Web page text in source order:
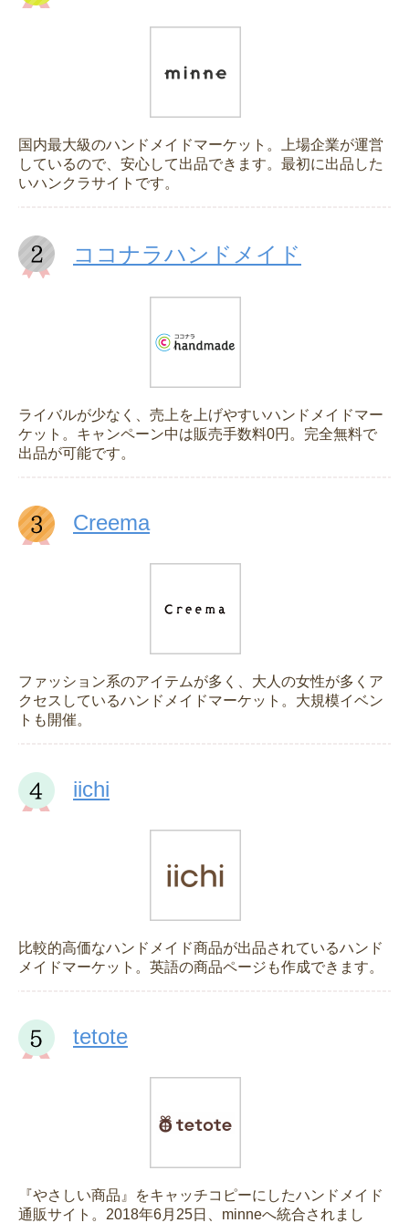
国内最大級のハンドメイドマーケット。上場企業が運営
しているので、安心して出品できます。最初に出品した
いハンクラサイトです。
ココナラハンドメイド
ライバルが少なく、売上を上げやすいハンドメイドマー
ケット。キャンペーン中は販売手数料0円。完全無料で
出品が可能です。
Creema
ファッション系のアイテムが多く、大人の女性が多くア
クセスしているハンドメイドマーケット。大規模イベン
トも開催。
iichi
比較的高価なハンドメイド商品が出品されているハンド
メイドマーケット。英語の商品ページも作成できます。
tetote
『やさしい商品』をキャッチコピーにしたハンドメイド
通販サイト。2018年6月25日、minneへ統合されまし